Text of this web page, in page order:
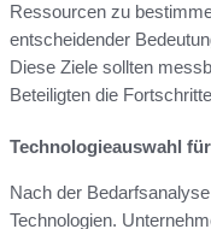
Ressourcen zu
entscheidender
Diese Ziele sollten
Beteiligten die
Technologieauswahl
Nach der
Technologien.